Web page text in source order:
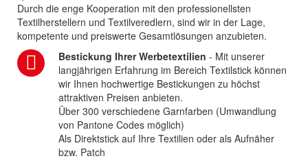
Durch die enge Kooperation mit den professionellsten
Textilherstellern und Textilveredlern, sind wir in der Lage,
kompetente und preiswerte Gesamtlösungen anzubieten.
Bestickung Ihrer Werbetextilien - Mit unserer
langjährigen Erfahrung im Bereich Textilstick können
wir Ihnen hochwertige Bestickungen zu höchst
attraktiven Preisen anbieten.
Über 300 verschiedene Garnfarben (Umwandlung
von Pantone Codes möglich)
Als Direktstick auf Ihre Textilien oder als Aufnäher
bzw. Patch